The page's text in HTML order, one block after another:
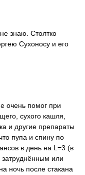
знаю. Столтко
Сухоносу и его
очень помог при
сухого кашля,
и другие препараты
пупа и спину по
в день на L=3 (в
затруднённым или
ночь после стакана